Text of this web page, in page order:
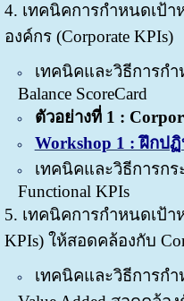
4. เทคนิคการกำหนดเป้า
องค์กร (Corporate KPIs)
เทคนิคและวิธีการกำ
Balance ScoreCard
ตัวอย่างที่ 1 :
Workshop 1 : ฝึกป
เทคนิคและวิธีการกร
Functional KPIs
5. เทคนิคการกำหนดเป้า
KPIs) ให้สอดคล้องกับ
เทคนิคและวิธีการกำ